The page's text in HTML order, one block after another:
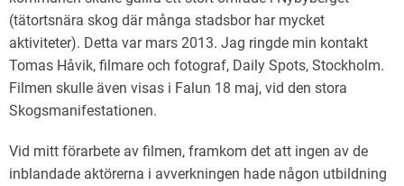
(tätortsnära skog där många stadsbor har mycket
aktiviteter). Detta var mars 2013. Jag ringde min kontakt
Tomas Håvik, filmare och fotograf, Daily Spots, Stockholm.
Filmen skulle även visas i Falun 18 maj, vid den stora
Skogsmanifestationen.
Vid mitt förarbete av filmen, framkom det att ingen av de
inblandade aktörerna i avverkningen hade någon utbildning